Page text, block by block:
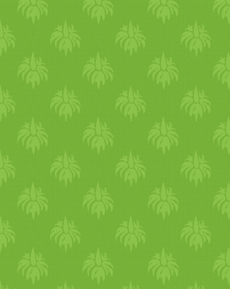
alapanyagokból
édesség
vagydatolya cukorral,
a blogon nagyon sokmuffin
találhatsz. https:/­/­
receptek Egy szuperétel
kisülét lepénykenyér .
2019/­10/­ puri -friss-eleszto
egy Vata kitchari is https:/­
2023/­09/­kitchari-vata.html
nyers
zöldség nyers